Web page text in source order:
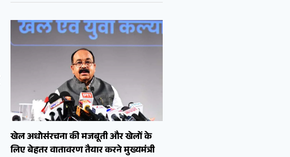
खेल अधोसंरचना की मजबूती और खेलों के
लिए बेहतर वातावरण तैयार करने मुख्यमंत्री